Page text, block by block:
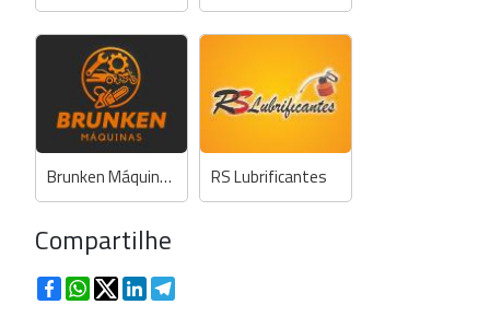
Brunken Máquinas RS Lubrificantes
Compartilhe
FacebookWhatsApp
TwitterLinkedIn